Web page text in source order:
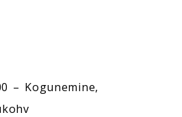
– Kogunemine,